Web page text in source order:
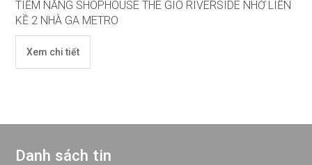
TIỀM NĂNG SHOPHOUSE THE GIÓ RIVERSIDE NHỜ LIỀN
KỀ 2 NHÀ GA METRO
Xem chi tiết
Danh sách tin